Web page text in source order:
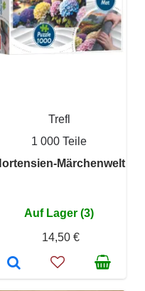
Trefl
1 000 Teile
Märchenwelt
Auf Lager (3)
14,50 €